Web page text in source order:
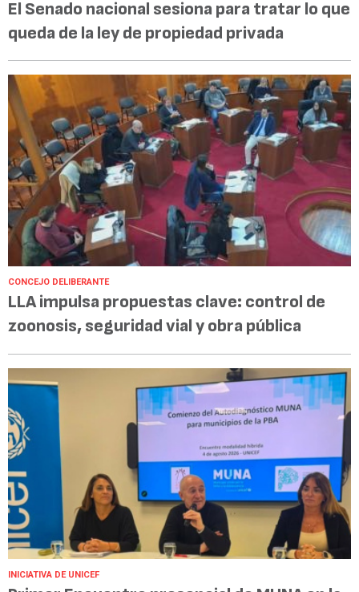
El Senado nacional sesiona para tratar lo que
queda de la ley de propiedad privada
CONCEJO DELIBERANTE
LLA impulsa propuestas clave: control de
zoonosis, seguridad vial y obra pública
INICIATIVA DE UNICEF